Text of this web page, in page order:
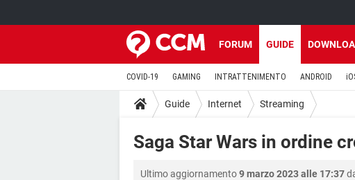
FORUM GUIDE
COVID-19 GAMING INTRATTENIMENTO ANDROID
Guide Internet Streaming
Saga Star Wars in ordine
Ultimo aggiornamento9 marzo 2023 alle 17:37